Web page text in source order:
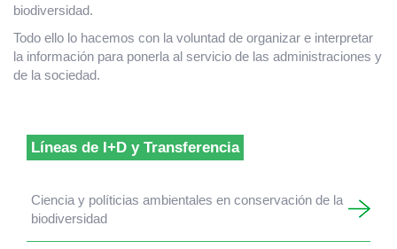
biodiversidad.
Todo ello lo hacemos con la voluntad de organizar e interpretar
la información para ponerla al servicio de las administraciones y
de la sociedad.
Líneas de I+D y Transferencia
Ciencia y políticias ambientales en conservación de la
biodiversidad